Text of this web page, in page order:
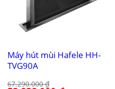
Máy hút mùi Hafele HH-
TVG90A
67.290.000₫